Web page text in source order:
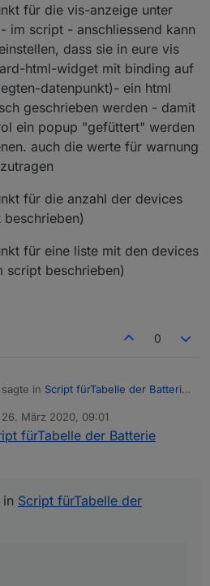
für die vis-anzeige unter
im script - anschliessend kann
dass sie in eure vis
html-widget mit binding auf
datenpunkt)- ein html
geschrieben werden - damit
ein popup "gefüttert" werden
auch die werte für warnung
für die anzahl der devices
für eine liste mit den devices
script beschrieben)
0
sagte in Script fürTabelle der Batterie
momentan so aus:
in der CCU auch?
Meldung in den Service,eldungen?
26. März 2020, 09:01
von
fürTabelle der Batterie
in Script fürTabelle der